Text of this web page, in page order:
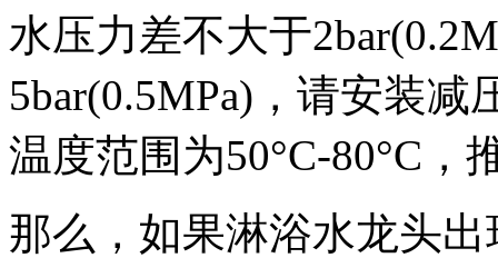
水压力差不大于
5bar(0.5MPa)，请安装
温度范围为50°C-80°C，
那么，如果淋浴水龙头